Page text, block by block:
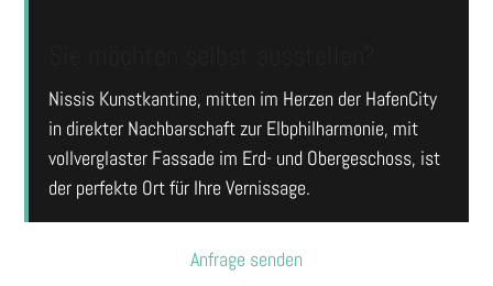
Nissis Kunstkantine, mitten im Herzen der HafenCity
in direkter Nachbarschaft zur Elbphilharmonie, mit
vollverglaster Fassade im Erd- und Obergeschoss, ist
der perfekte Ort für Ihre Vernissage.
Anfrage senden